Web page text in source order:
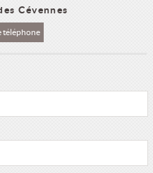
Cévennes
téléphone